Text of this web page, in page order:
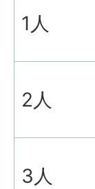
1人
2人
3人